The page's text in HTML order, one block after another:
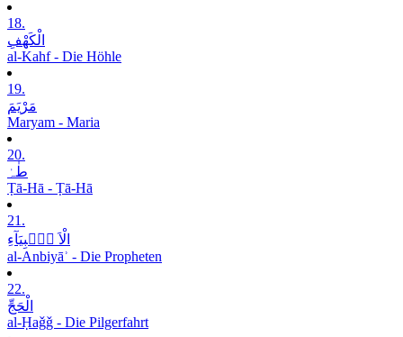
18.
الْکَھْفِ
al-Kahf - Die Höhle
19.
مَرْیَمَ
Maryam - Maria
20.
طٰہٰ
Ṭā-Hā - Ṭā-Hā
21.
الْاَ نۡۢبِیَآءِ
al-Anbiyāʾ - Die Propheten
22.
الْحَجِّ
al-Ḥaǧǧ - Die Pilgerfahrt